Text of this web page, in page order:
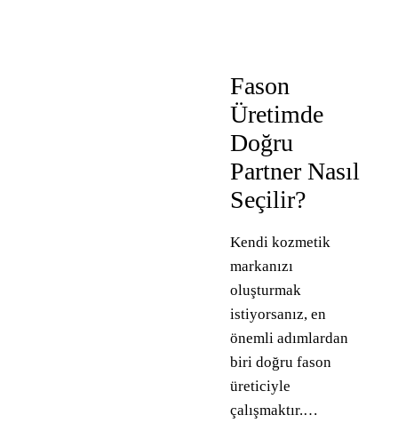
Fason
Üretimde
Doğru
Partner Nasıl
Seçilir?
Kendi kozmetik
markanızı
oluşturmak
istiyorsanız, en
önemli adımlardan
biri doğru fason
üreticiyle
çalışmaktır.…